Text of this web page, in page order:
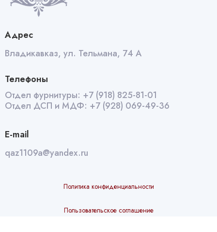
Адрес
Владикавказ, ул. Тельмана, 74 А
Телефоны
Отдел фурнитуры: +7 (918) 825-81-01
Отдел ДСП и МДФ: +7 (928) 069-49-36
E-mail
qaz1109a@yandex.ru
Политика конфиденциальности
Пользовательское соглашение